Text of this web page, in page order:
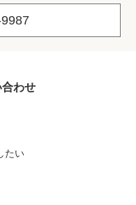
合わせ
たい